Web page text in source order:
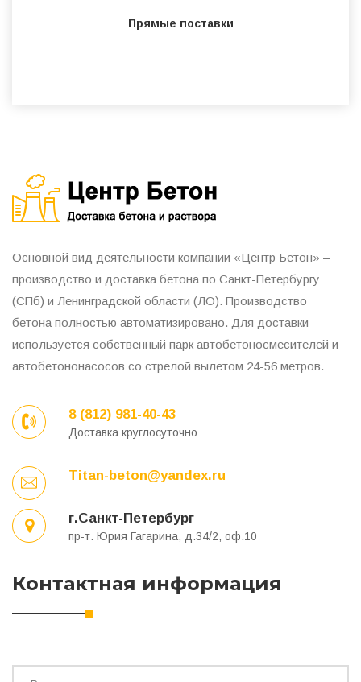
Прямые поставки
Основной вид деятельности компании «Центр Бетон» –
производство и доставка бетона по Санкт-Петербургу
(СПб) и Ленинградской области (ЛО). Производство
бетона полностью автоматизировано. Для доставки
используется собственный парк автобетоносмесителей и
автобетононасосов со стрелой вылетом 24-56 метров.
8 (812) 981-40-43
Доставка круглосуточно
Titan-beton@yandex.ru
г.Санкт-Петербург
пр-т. Юрия Гагарина, д.34/2, оф.10
Контактная информация